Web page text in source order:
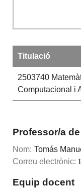
Titulació
2503740
Computacional i
Professor/a
Nom: Tomás
Correu electrònic:
Equip docent